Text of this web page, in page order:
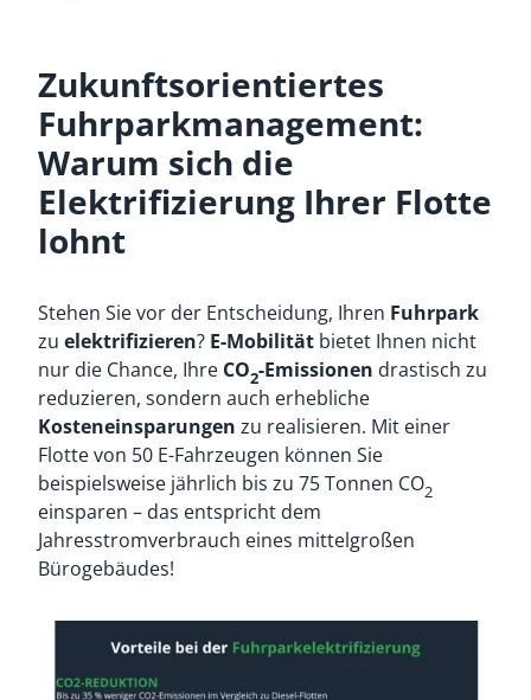
Zukunftsorientiertes
Fuhrparkmanagement:
Warum sich die
Elektrifizierung Ihrer Flotte
lohnt
Stehen Sie vor der Entscheidung, Ihren Fuhrpark
zu elektrifizieren? E-Mobilität bietet Ihnen nicht
nur die Chance, Ihre CO2-Emissionen drastisch zu
reduzieren, sondern auch erhebliche
Kosteneinsparungen zu realisieren. Mit einer
Flotte von 50 E-Fahrzeugen können Sie
beispielsweise jährlich bis zu 75 Tonnen CO2
einsparen – das entspricht dem
Jahresstromverbrauch eines mittelgroßen
Bürogebäudes!